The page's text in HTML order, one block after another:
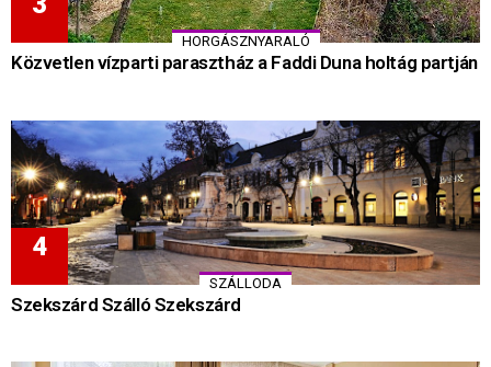
HORGÁSZNYARALÓ
Közvetlen vízparti parasztház a Faddi Duna holtág partján
SZÁLLODA
Szekszárd Szálló Szekszárd